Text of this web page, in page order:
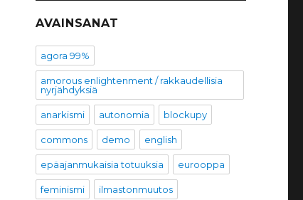
AVAINSANAT
agora 99%
amorous enlightenment / rakkaudellisia
nyrjähdyksiä
anarkismi autonomia blockupy
commons demo english
epäajanmukaisia totuuksia eurooppa
feminismi ilmastonmuutos